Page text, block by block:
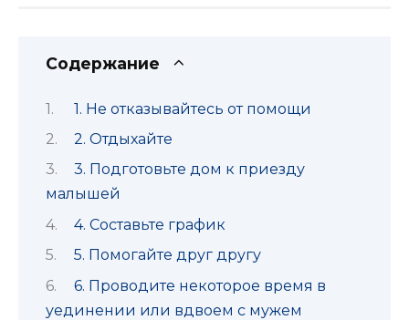
Содержание
1. Не отказывайтесь от помощи
2. Отдыхайте
3. Подготовьте дом к приезду
малышей
4. Составьте график
5. Помогайте друг другу
6. Проводите некоторое время в
уединении или вдвоем с мужем